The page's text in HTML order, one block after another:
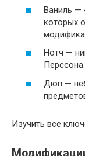
Ваниль —
которых
Нотч —
Перссона.
Дюп —
Изучить все